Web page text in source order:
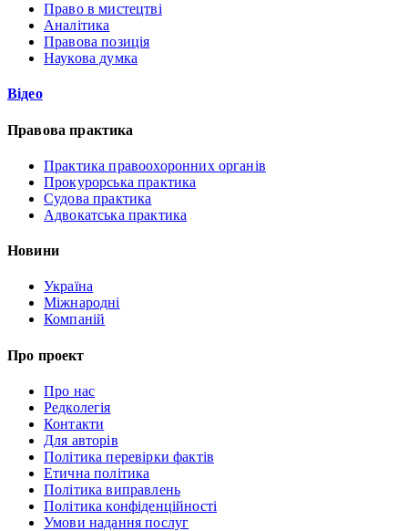
Право в мистецтві
Аналітика
Правова позиція
Наукова думка
Відео
Правова практика
Практика правоохоронних органів
Прокурорська практика
Судова практика
Адвокатська практика
Новини
Україна
Міжнародні
Компаній
Про проект
Про нас
Редколегія
Контакти
Для авторів
Політика перевірки фактів
Етична політика
Політика виправлень
Політика конфіденційності
Умови надання послуг